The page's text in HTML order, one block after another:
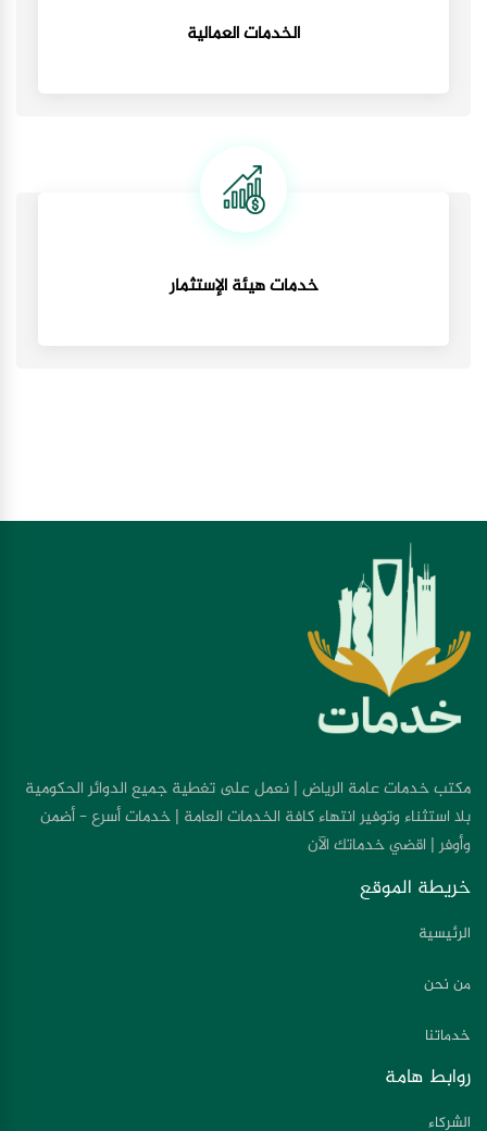
الخدمات العمالية
خدمات هيئة الإستثمار
مكتب خدمات عامة الرياض | نعمل على تغطية جميع الدوائر الحكومية
بلا استثناء وتوفير انتهاء كافة الخدمات العامة | خدمات أسرع - أضمن
وأوفر | اقضي خدماتك الآن
خريطة الموقع
الرئيسية
من نحن
خدماتنا
روابط هامة
الشركاء